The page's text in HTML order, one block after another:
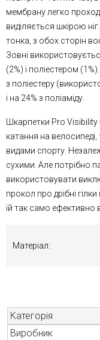
мембрану легко
виділяється шкірою
тонка, з обох сторін
Зовні
(2%) і поліестером
з поліестеру
і на 24% з поліаміду.
Шкарпетки Pro Visibility
катання на
видами спорту.
сухими. Але потрібно
використовувати
прокол про дрібні
їй так само
Матеріал:
Категорія
Виробник